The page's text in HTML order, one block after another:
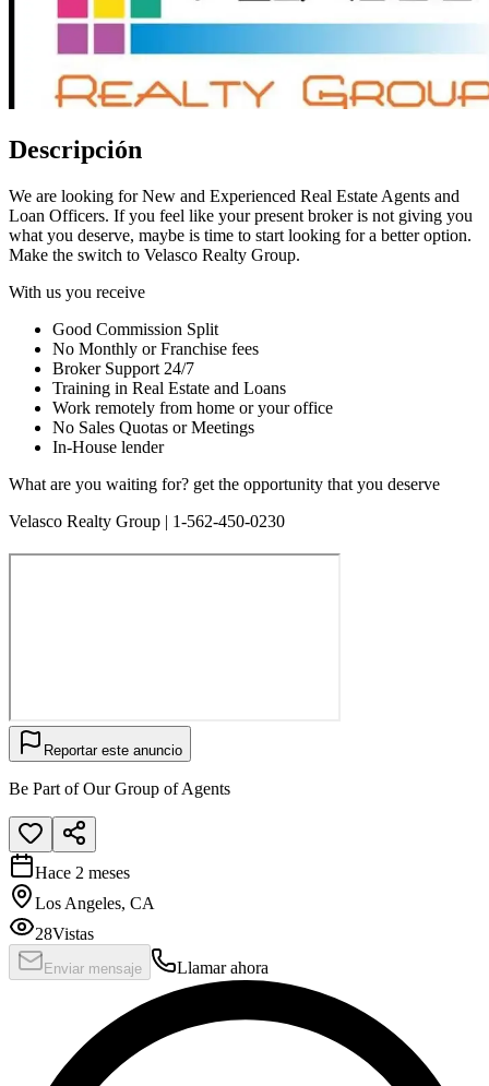
Descripción
We are looking for New and Experienced Real Estate Agents and
Loan Officers. If you feel like your present broker is not giving you
what you deserve, maybe is time to start looking for a better option.
Make the switch to Velasco Realty Group.
With us you receive
Good Commission Split
No Monthly or Franchise fees
Broker Support 24/7
Training in Real Estate and Loans
Work remotely from home or your office
No Sales Quotas or Meetings
In-House lender
What are you waiting for? get the opportunity that you deserve
Velasco Realty Group | 1-562-450-0230
Reportar este anuncio
Be Part of Our Group of Agents
Hace 2 meses
Los Angeles, CA
28Vistas
Enviar mensaje Llamar ahora